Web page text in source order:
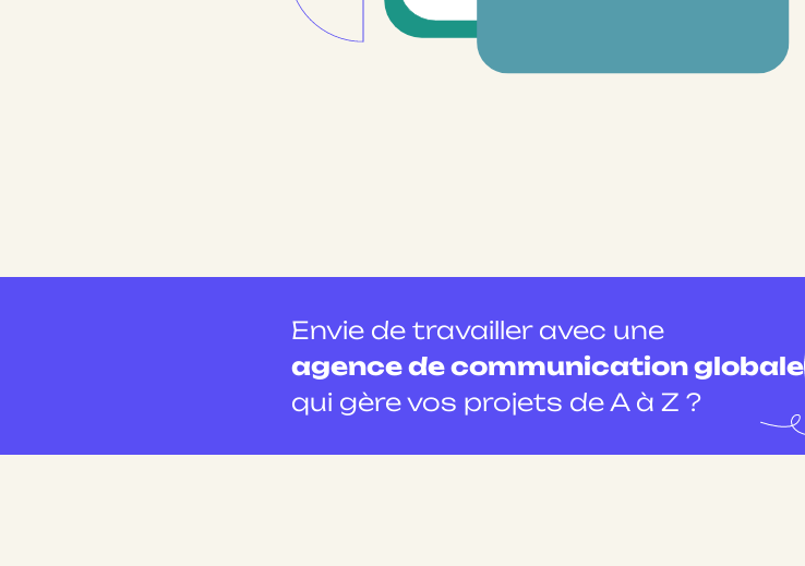
Envie de travailler avec une
agence de communication globale
qui gère vos projets de A à Z ?